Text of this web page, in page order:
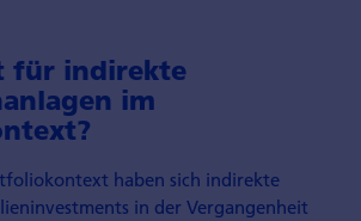
für indirekte
im
haben sich indirekte
in der Vergangenheit